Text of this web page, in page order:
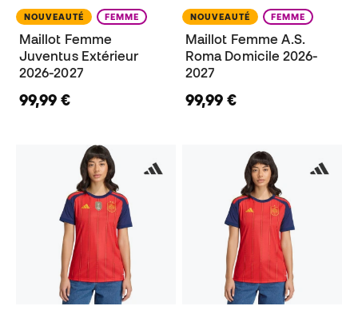
NOUVEAUTÉ FEMME
Maillot Femme
Juventus Extérieur
2026-2027
99,99 €
NOUVEAUTÉ FEMME
Maillot Femme A.S.
Roma Domicile 2026-
2027
99,99 €